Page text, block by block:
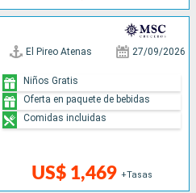
El Pireo Atenas 27/09/2026
US$ 1,469 +Tasas
Niños Gratis
Oferta en paquete de bebidas
Comidas incluidas